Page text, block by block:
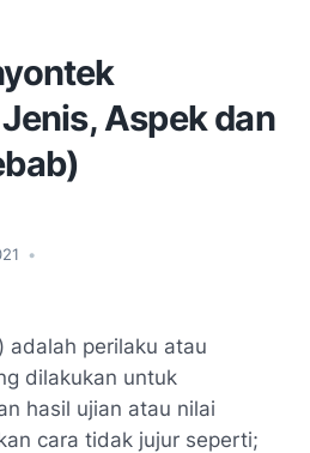
Aspek dan
•
adalah perilaku atau
dilakukan untuk
hasil ujian atau nilai
cara tidak jujur seperti;